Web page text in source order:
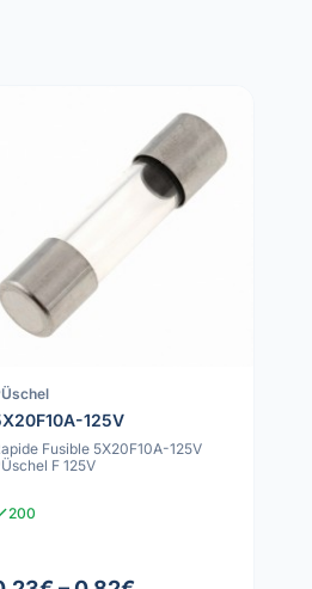
125V
Fusible 5X20F10A-125V
F 125V
200